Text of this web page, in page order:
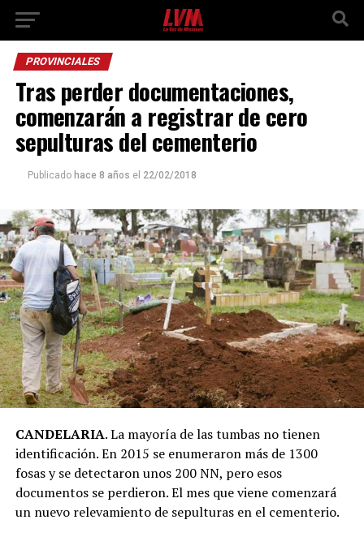
PROVINCIALES
Tras perder documentaciones,
comenzarán a registrar de cero
sepulturas del cementerio
Publicado hace 8 años el 22/02/2018
CANDELARIA. La mayoría de las tumbas no tienen
identificación. En 2015 se enumeraron más de 1300
fosas y se detectaron unos 200 NN, pero esos
documentos se perdieron. El mes que viene comenzará
un nuevo relevamiento de sepulturas en el cementerio.